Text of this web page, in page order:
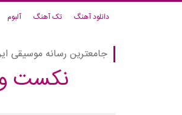
دانلود آهنگ تک آهنگ آلبوم
جامعترین رسانه موسیقی
نکست